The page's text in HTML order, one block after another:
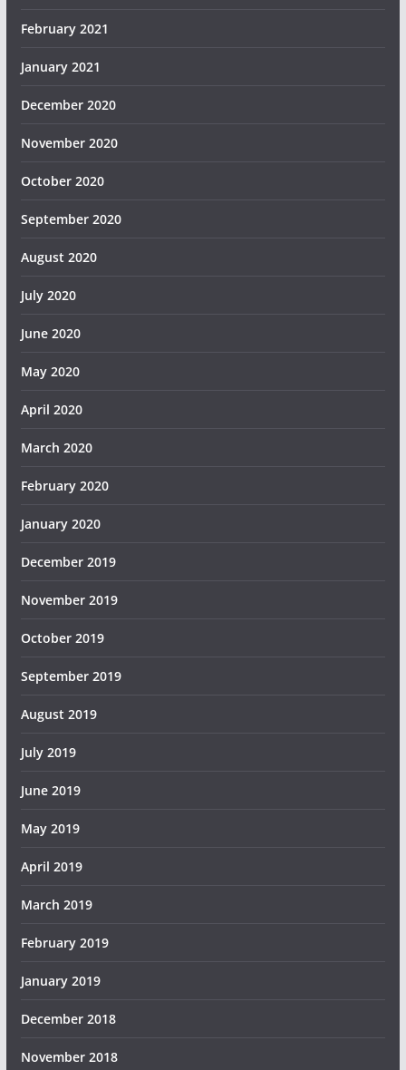
February 2021
January 2021
December 2020
November 2020
October 2020
September 2020
August 2020
July 2020
June 2020
May 2020
April 2020
March 2020
February 2020
January 2020
December 2019
November 2019
October 2019
September 2019
August 2019
July 2019
June 2019
May 2019
April 2019
March 2019
February 2019
January 2019
December 2018
November 2018